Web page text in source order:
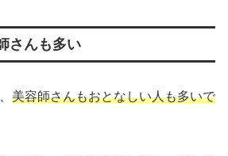
さんも多い
美容師さんもおとなしい人も多いで